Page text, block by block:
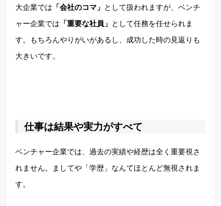
大企業では 「会社のコマ」 として扱われますが、ベンチ
ャー企業では 「重要な社員」 として任務を任せられま
す。もちろんやりがいがあるし、成功した時の見返りも
大きいです。
仕事は結果や実力がすべて
ベンチャー企業では、過去の実績や経歴は全く重要視さ
れません。ましてや「学歴」なんてほとんど無視されま
す。